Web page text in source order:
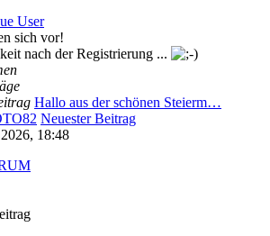
User
sich vor!
nach der Registrierung ...
Hallo aus der schönen Steierm…
Neuester Beitrag
18:48